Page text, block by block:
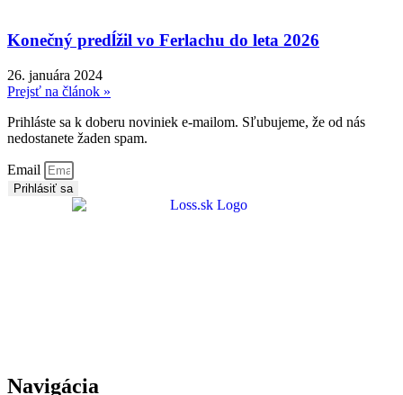
Konečný predĺžil vo Ferlachu do leta 2026
26. januára 2024
Prejsť na článok »
Prihláste sa k doberu noviniek e-mailom. Sľubujeme, že od nás
nedostanete žaden spam.
Email
Prihlásiť sa
Navigácia